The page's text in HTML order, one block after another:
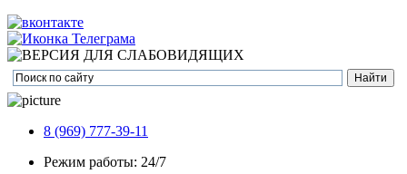
8 (969) 777-39-11
Режим работы: 24/7